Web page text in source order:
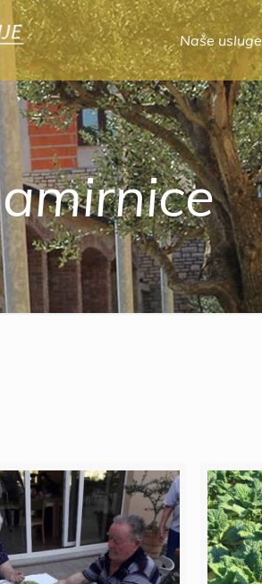
Naše usluge